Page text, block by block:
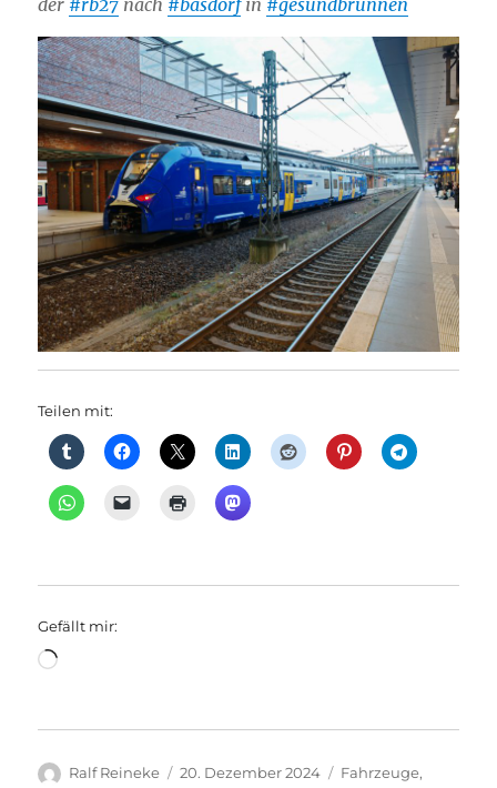
der #rb27 nach #basdorfin #gesundbrunnen
Teilen mit:
Gefällt mir:
Wird
Autor
Ralf Reineke
Veröffentlicht
20. Dezember 2024 Kategorien
Fahrzeuge,